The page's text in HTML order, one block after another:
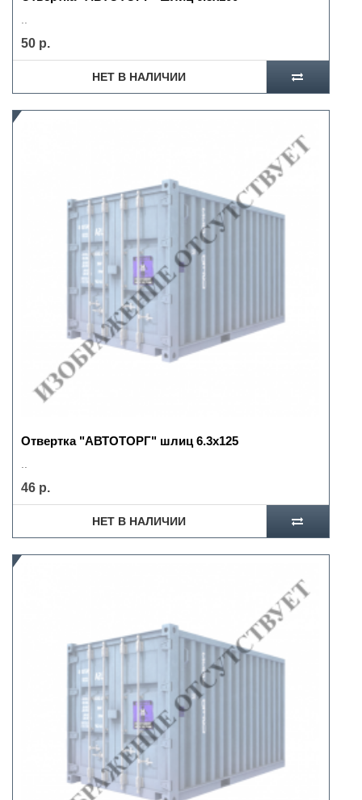
50 р.
НЕТ В НАЛИЧИИ
Отвертка "АВТОТОРГ" шлиц 6.3х125
46 р.
НЕТ В НАЛИЧИИ